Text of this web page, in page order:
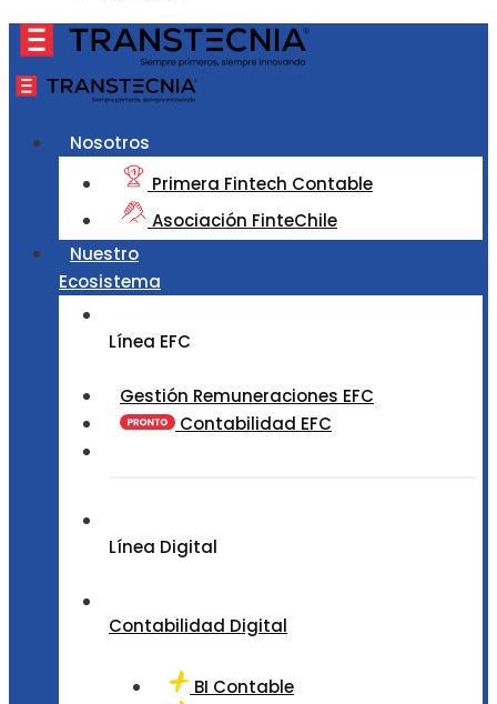
Nosotros
Primera Fintech Contable
Asociación FinteChile
Nuestro
Ecosistema
Línea EFC
Gestión Remuneraciones EFC
Contabilidad EFC
Línea Digital
Contabilidad Digital
BI Contable